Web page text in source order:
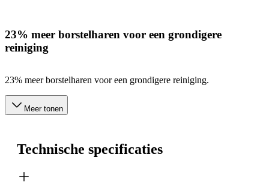
23% meer borstelharen voor een grondigere
reiniging
23% meer borstelharen voor een grondigere reiniging.
Meer tonen
Technische specificaties